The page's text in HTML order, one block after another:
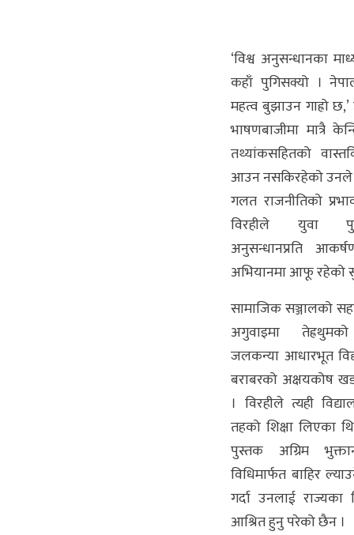
‘विश्व अनुसन्धानका
कहाँ पुगिसक्यो ।
महत्व बुझाउन गाह्रो
भाषणबाजीमा मात्रै
तथ्यांकसहितको
आउन नसकिरहेको उनले
गलत राजनीतिको
विरहीले युवा
अनुसन्धानप्रति
अभियानमा आफू रहेको
सामाजिक सञ्जालको
अगुवाइमा
जलकन्या आधारभूत
बराबरको अक्षयकोष
। विरहीले त्यही
तहको शिक्षा लिएका
पुस्तक अग्रिम
विधिमार्फत बाहिर
गर्दा उनलाई
आश्रित हुनु परेको छैन ।